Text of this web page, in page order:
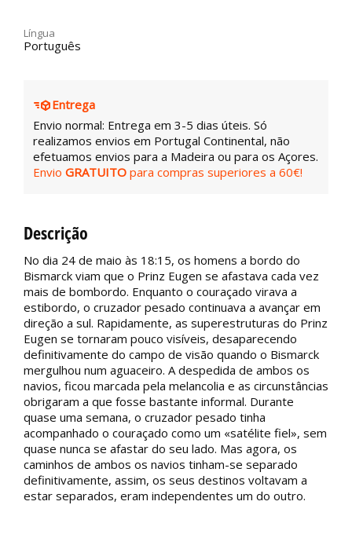
Língua
Português
Entrega
Envio normal: Entrega em 3-5 dias úteis. Só
realizamos envios em Portugal Continental, não
efetuamos envios para a Madeira ou para os Açores.
Envio GRATUITO para compras superiores a 60€!
Descrição
No dia 24 de maio às 18:15, os homens a bordo do
Bismarck viam que o Prinz Eugen se afastava cada vez
mais de bombordo. Enquanto o couraçado virava a
estibordo, o cruzador pesado continuava a avançar em
direção a sul. Rapidamente, as superestruturas do Prinz
Eugen se tornaram pouco visíveis, desaparecendo
definitivamente do campo de visão quando o Bismarck
mergulhou num aguaceiro. A despedida de ambos os
navios, ficou marcada pela melancolia e as circunstâncias
obrigaram a que fosse bastante informal. Durante
quase uma semana, o cruzador pesado tinha
acompanhado o couraçado como um «satélite fiel», sem
quase nunca se afastar do seu lado. Mas agora, os
caminhos de ambos os navios tinham-se separado
definitivamente, assim, os seus destinos voltavam a
estar separados, eram independentes um do outro.